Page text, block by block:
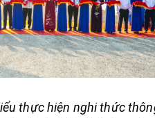
thực hiện nghi thức